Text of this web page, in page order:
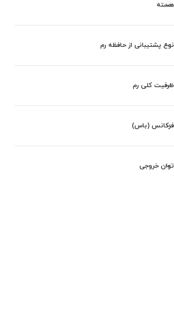
هسته
نوع پشتیبانی از حافظه رم
ظرفیت کلی رم
فرکانس (باس)
توان خروجی